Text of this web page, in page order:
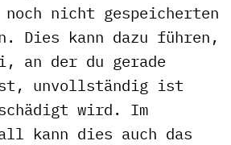
nicht gespeicherten
Dies kann dazu führen,
an der du gerade
unvollständig ist
wird. Im
kann dies auch das